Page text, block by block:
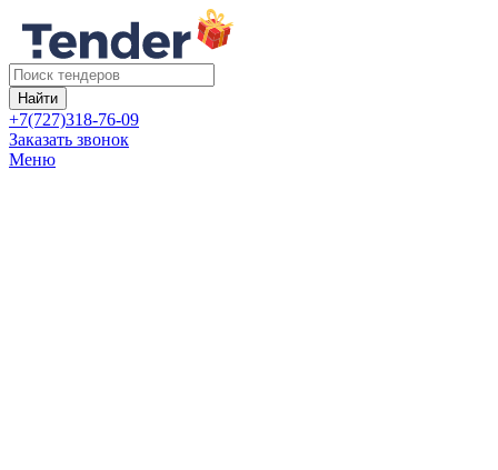
Найти
+7(727)318-76-09
Заказать звонок
Меню